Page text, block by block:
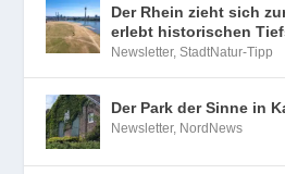
Der Rhein zieht sich
erlebt historischen
Newsletter,StadtNatur-Tipp
Der Park der Sinne in
Newsletter, NordNews